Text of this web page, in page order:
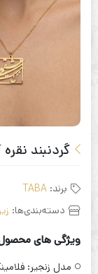
گردنبند
برند: TABA
دسته‌بندی‌ها:
ویژگی های
مدل زنجیر: